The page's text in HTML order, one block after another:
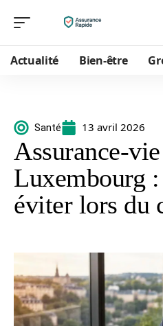
Actualité Bien-être
Santé 13 avril 2026
Assurance-
Luxembourg
éviter lors du